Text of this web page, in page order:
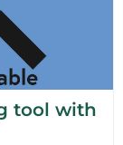
tool with